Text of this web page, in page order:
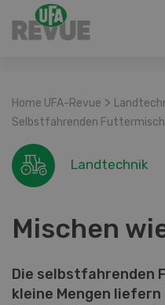
Home UFA-Revue >
Selbstfahrenden
Landtechnik
Mischen
Die selbstfahrenden
kleine Mengen